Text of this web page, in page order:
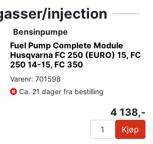
injection
Bensinpumpe
Fuel Pump Complete Module
Husqvarna FC 250 (EURO) 15, FC
250 14-15, FC 350
Varenr: 701598
Ca. 21 dager fra bestilling
4 138,-
Kjøp